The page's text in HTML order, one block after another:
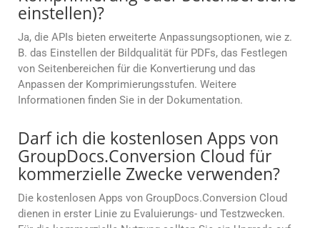
einstellen)?
Ja, die APIs bieten erweiterte Anpassungsoptionen, wie z.
B. das Einstellen der Bildqualität für PDFs, das Festlegen
von Seitenbereichen für die Konvertierung und das
Anpassen der Komprimierungsstufen. Weitere
Informationen finden Sie in der Dokumentation.
Darf ich die kostenlosen Apps von
GroupDocs.Conversion Cloud für
kommerzielle Zwecke verwenden?
Die kostenlosen Apps von GroupDocs.Conversion Cloud
dienen in erster Linie zu Evaluierungs- und Testzwecken.